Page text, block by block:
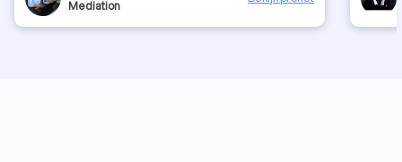
Mediation